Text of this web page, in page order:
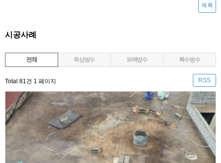
목록
시공사례
전체 옥상방수 외벽방수 특수방수
Total 81건 1 페이지 RSS